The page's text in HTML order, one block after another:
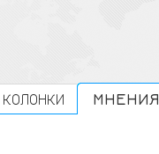
КОЛОНКИ МНЕНИЯ